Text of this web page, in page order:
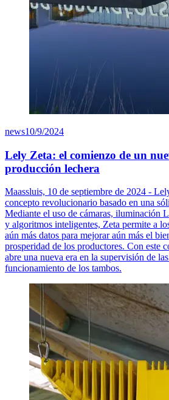
news10/9/2024
Lely Zeta: el comienzo de un
producción lechera
Maassluis, 10 de septiembre de 2024 -
concepto revolucionario basado en una
Mediante el uso de cámaras, iluminación
y algoritmos inteligentes, Zeta permite a
aún más datos para mejorar aún más el
prosperidad de los productores. Con este
abre una nueva era en la supervisión de
funcionamiento de los tambos.